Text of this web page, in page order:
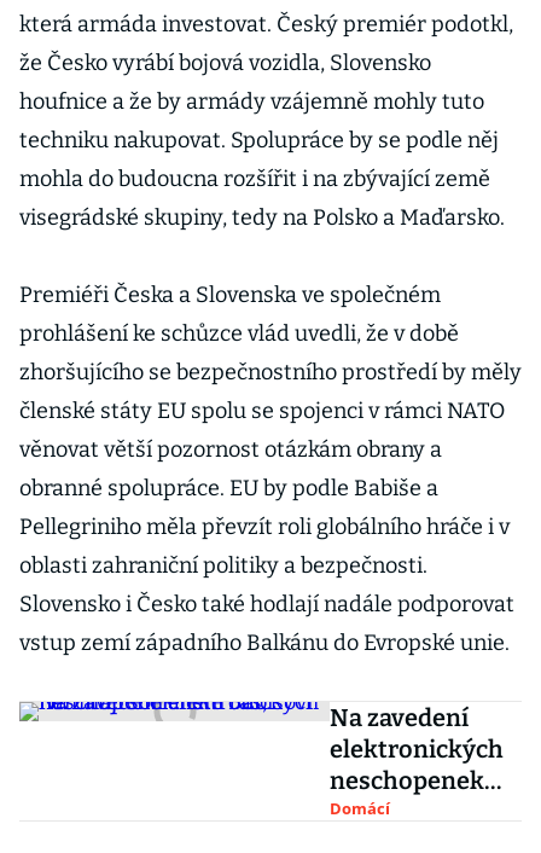
která armáda investovat. Český premiér podotkl,
že Česko vyrábí bojová vozidla, Slovensko
houfnice a že by armády vzájemně mohly tuto
techniku nakupovat. Spolupráce by se podle něj
mohla do budoucna rozšířit i na zbývající země
visegrádské skupiny, tedy na Polsko a Maďarsko.
Premiéři Česka a Slovenska ve společném
prohlášení ke schůzce vlád uvedli, že v době
zhoršujícího se bezpečnostního prostředí by měly
členské státy EU spolu se spojenci v rámci NATO
věnovat větší pozornost otázkám obrany a
obranné spolupráce. EU by podle Babiše a
Pellegriniho měla převzít roli globálního hráče i v
oblasti zahraniční politiky a bezpečnosti.
Slovensko i Česko také hodlají nadále podporovat
vstup zemí západního Balkánu do Evropské unie.
Na zavedení
elektronických
neschopenek
není čas,
Domácí